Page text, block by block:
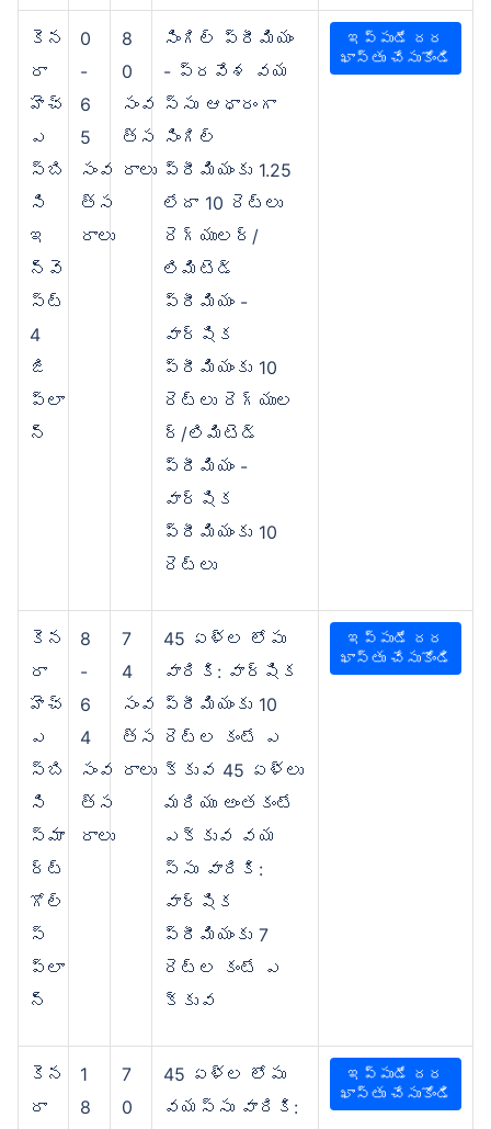
కెన
రా
హెచ్‌
ఎ
స్‌బి
సి
ఇ
న్వె
స్ట్
4
జి
ప్లా
న్
0
-
6
5
సంవ
త్స
రాలు
8
0
సంవ
త్స
రాలు
సింగిల్ ప్రీమియం
- ప్రవేశ వయ
స్సు ఆధారంగా
సింగిల్
ప్రీమియంకు 1.25
లేదా 10 రెట్లు
రెగ్యులర్/
లిమిటెడ్
ప్రీమియం -
వార్షిక
ప్రీమియంకు 10
రెట్లు రెగ్యుల
ర్/లిమిటెడ్
ప్రీమియం -
వార్షిక
ప్రీమియంకు 10
రెట్లు
ఇప్పుడే దర
ఖాస్తు చేసుకోండి
కెన
రా
హెచ్‌
ఎ
స్‌బి
సి
స్మా
ర్ట్
గోల్
స్
ప్లా
న్
8
-
6
4
సంవ
త్స
రాలు
7
4
సంవ
త్స
రాలు
45 ఏళ్ల లోపు
వారికి: వార్షిక
ప్రీమియంకు 10
రెట్ల కంటే ఎ
క్కువ 45 ఏళ్లు
మరియు అంతకంటే
ఎక్కువ వయ
స్సు వారికి:
వార్షిక
ప్రీమియంకు 7
రెట్ల కంటే ఎ
క్కువ
ఇప్పుడే దర
ఖాస్తు చేసుకోండి
కెన
రా
1
8
7
0
45 ఏళ్ల లోపు
వయస్సు వారికి:
ఇప్పుడే దర
ఖాస్తు చేసుకోండి